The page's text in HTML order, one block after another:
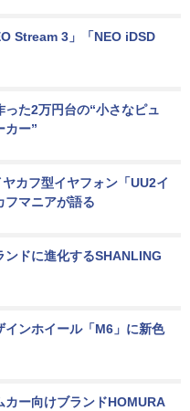
Stream 3」「NEO iDSD
った2万円台の“小さなピュ
カー”
カフ型イヤフォン「UU2イ
フマニアが語る
ンドに進化するSHANLING
インホイール「M6」に新色
カー向けブランドHOMURA